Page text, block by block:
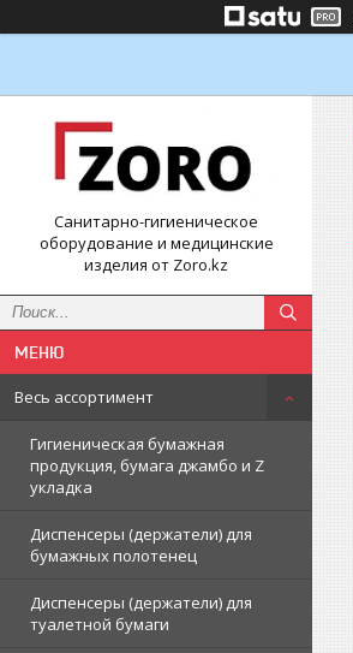
Санитарно-гигиеническое
оборудование и медицинские
изделия от Zoro.kz
Весь ассортимент
Гигиеническая бумажная
продукция, бумага джамбо и Z
укладка
Диспенсеры (держатели) для
бумажных полотенец
Диспенсеры (держатели) для
туалетной бумаги